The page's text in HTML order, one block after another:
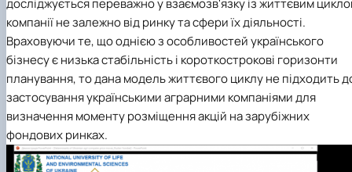
досліджується переважно у взаємозв'язку із життєвим
компанії не залежно від ринку та сфери їх діяльності.
Враховуючи те, що однією з особливостей українського
бізнесу є низька стабільність і короткострокові горизонти
планування, то дана модель життєвого циклу не підходить
застосування українськими аграрними компаніями для
визначення моменту розміщення акцій на зарубіжних
фондових ринках.